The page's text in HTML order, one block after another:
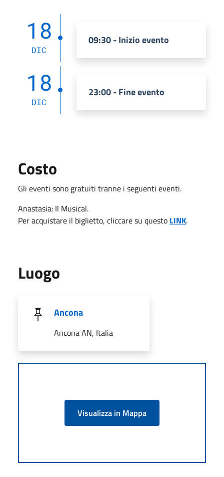
18
DIC
09:30 - Inizio evento
18
DIC
23:00 - Fine evento
Costo
Gli eventi sono gratuiti tranne i seguenti eventi.
Anastasia: Il Musical.
Per acquistare il biglietto, cliccare su questo LINK.
Luogo
Ancona
Ancona AN, Italia
Visualizza in Mappa